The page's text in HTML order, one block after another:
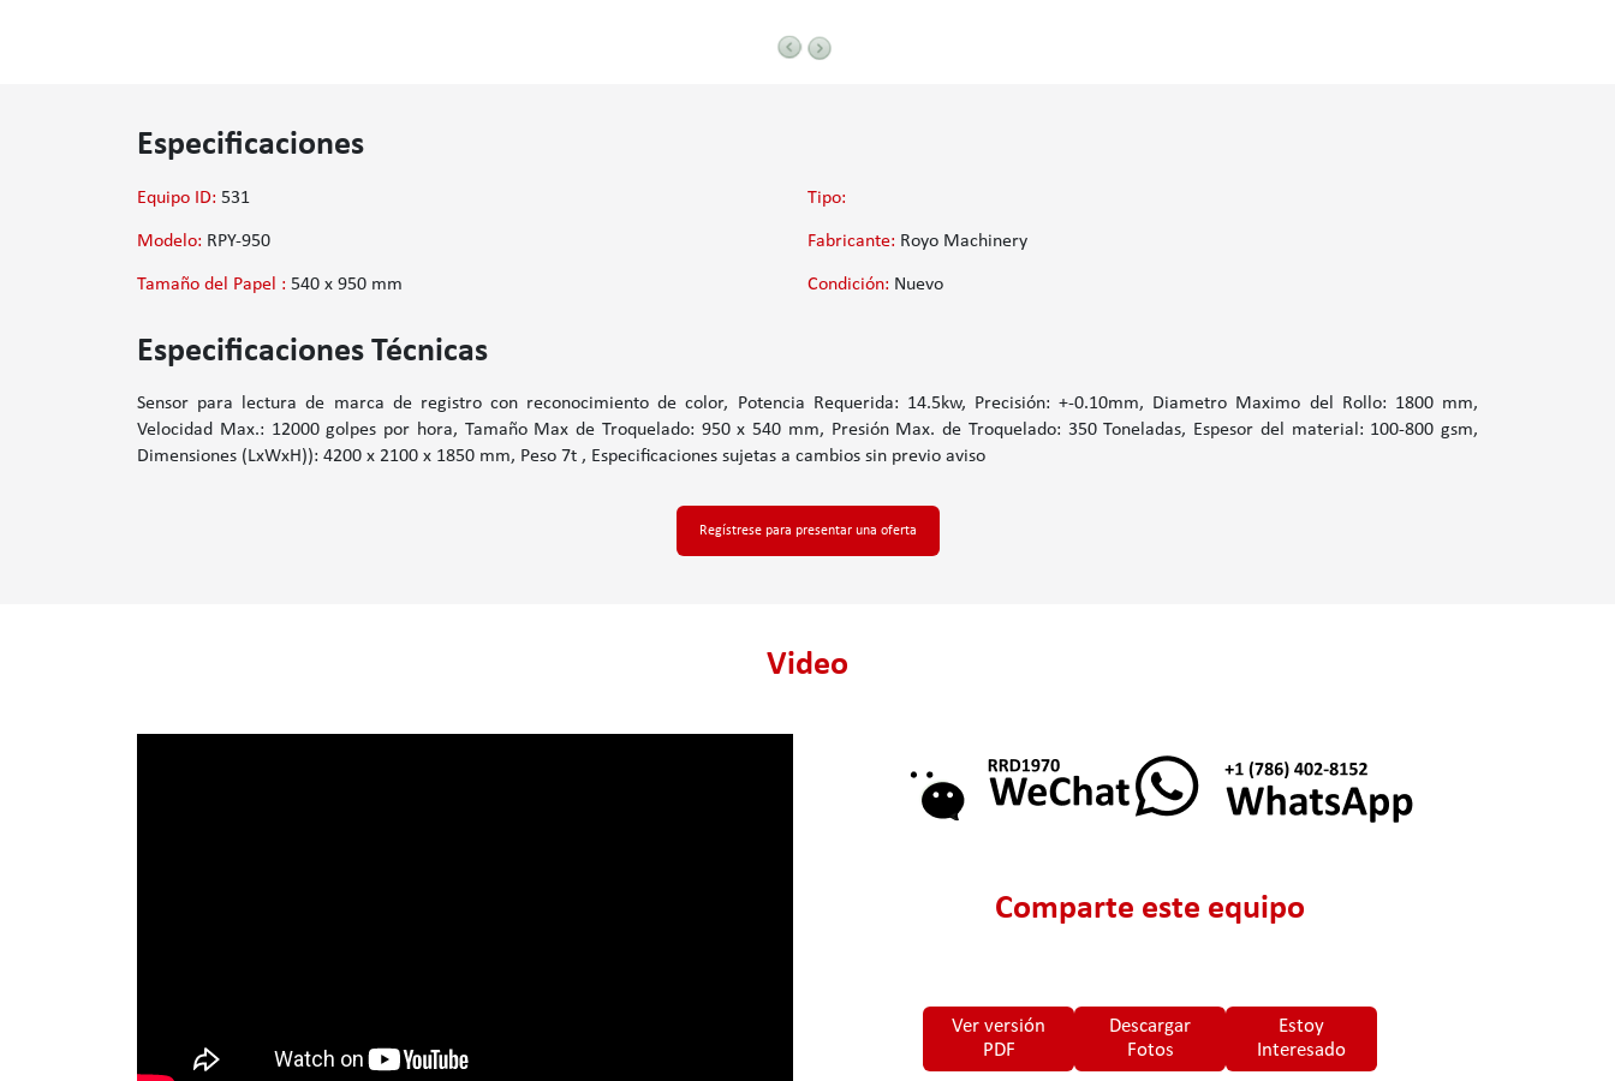
Especificaciones
Equipo ID: 531 Tipo:
Modelo: RPY-950 Fabricante: Royo Machinery
Tamaño del Papel : 540 x 950 mm Condición: Nuevo
Especificaciones Técnicas
Sensor para lectura de marca de registro con reconocimiento de color, Potencia Requerida: 14.5kw, Precisión: +-0.10mm, Diametro Maximo del Rollo: 1800 mm,
Velocidad Max.: 12000 golpes por hora, Tamaño Max de Troquelado: 950 x 540 mm, Presión Max. de Troquelado: 350 Toneladas, Espesor del material: 100-800 gsm,
Dimensiones (LxWxH)): 4200 x 2100 x 1850 mm, Peso 7t , Especificaciones sujetas a cambios sin previo aviso
Regístrese para presentar una oferta
Video
Comparte este equipo
Ver versión
PDF
Descargar
Fotos
Estoy
Interesado